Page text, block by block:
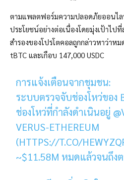
ตามแพลตฟอร์มความปลอดภัยออนไ
ประโยชน์อย่างต่อเนื่องโดยมุ่งเป้าไป
สำรองของโปรโตคอลถูกกล่าวหาว่าห
tBTC และเกือบ 147,000 USDC
การแจ้งเตือนจากชุมชน:
ระบบตรวจจับช่องโหว่ของ
ช่องโหว่ที่กำลังดำเนินอยู่
VERUS-ETHEREUM
(HTTPS://T.CO/
~$11.58M หมดแล้วจนถึง